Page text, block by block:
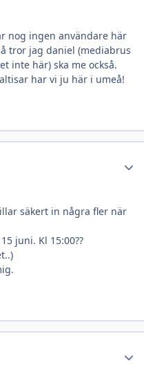
nog ingen användare här
tror jag daniel (mediabrus
inte här) ska me också.
har vi ju här i umeå!
säkert in några fler när
juni. Kl 15:00??